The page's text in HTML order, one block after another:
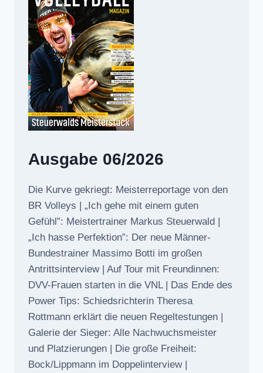
Ausgabe 06/2026
Die Kurve gekriegt: Meisterreportage von den
BR Volleys | „Ich gehe mit einem guten
Gefühl”: Meistertrainer Markus Steuerwald |
„Ich hasse Perfektion”: Der neue Männer-
Bundestrainer Massimo Botti im großen
Antrittsinterview | Auf Tour mit Freundinnen:
DVV-Frauen starten in die VNL | Das Ende des
Power Tips: Schiedsrichterin Theresa
Rottmann erklärt die neuen Regeltestungen |
Galerie der Sieger: Alle Nachwuchsmeister
und Platzierungen | Die große Freiheit:
Bock/Lippmann im Doppelinterview |